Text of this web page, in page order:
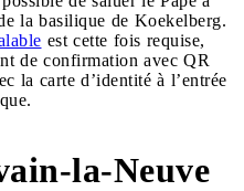
la basilique de Koekelberg.
est cette fois requise,
de confirmation avec QR
la carte d’identité à l’entrée
la-Neuve